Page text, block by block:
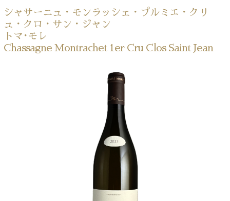
シャサーニュ・モンラッシェ・プルミエ・クリ
ュ・クロ・サン・ジャン
トマ･モレ
Chassagne Montrachet 1er Cru Clos Saint Jean